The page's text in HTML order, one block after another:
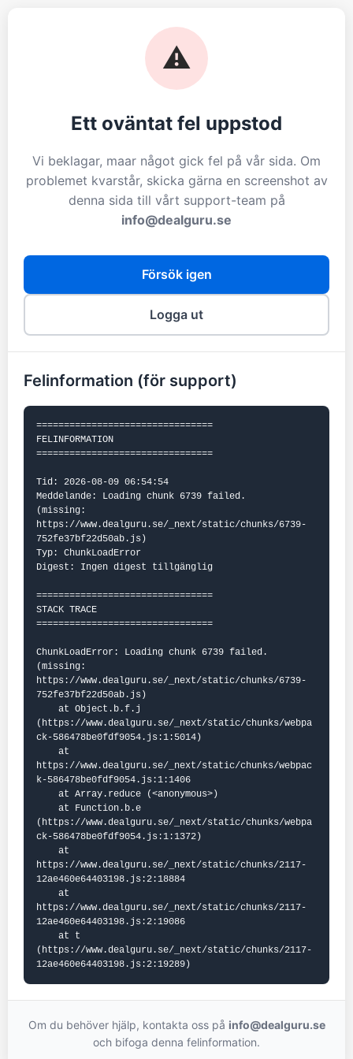
⚠️
Ett oväntat fel uppstod
Vi beklagar, maar något gick fel på vår sida. Om
problemet kvarstår, skicka gärna en screenshot av
denna sida till vårt support-team på
info@dealguru.se
Försök igen
Logga ut
Felinformation (för support)
================================
FELINFORMATION
================================
Tid: 2026-08-09 06:54:54
Meddelande: Loading chunk 6739 failed.
(missing:
https://www.dealguru.se/_next/static/chunks/6739-
752fe37bf22d50ab.js)
Typ: ChunkLoadError
Digest: Ingen digest tillgänglig
================================
STACK TRACE
================================
ChunkLoadError: Loading chunk 6739 failed.
(missing:
https://www.dealguru.se/_next/static/chunks/6739-
752fe37bf22d50ab.js)
(https://www.dealguru.se/_next/static/chunks/webpa
ck-586478be0fdf9054.js:1:5014)
https://www.dealguru.se/_next/static/chunks/webpac
k-586478be0fdf9054.js:1:1406
(https://www.dealguru.se/_next/static/chunks/webpa
ck-586478be0fdf9054.js:1:1372)
https://www.dealguru.se/_next/static/chunks/2117-
12ae460e64403198.js:2:18884
https://www.dealguru.se/_next/static/chunks/2117-
12ae460e64403198.js:2:19086
(https://www.dealguru.se/_next/static/chunks/2117-
12ae460e64403198.js:2:19289)
Om du behöver hjälp, kontakta oss på info@dealguru.se
och bifoga denna felinformation.